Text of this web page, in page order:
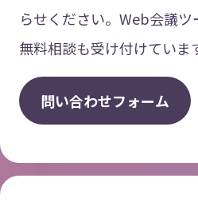
らせください。Web会議ツ
無料相談も受け付けていま
問い合わせフォーム